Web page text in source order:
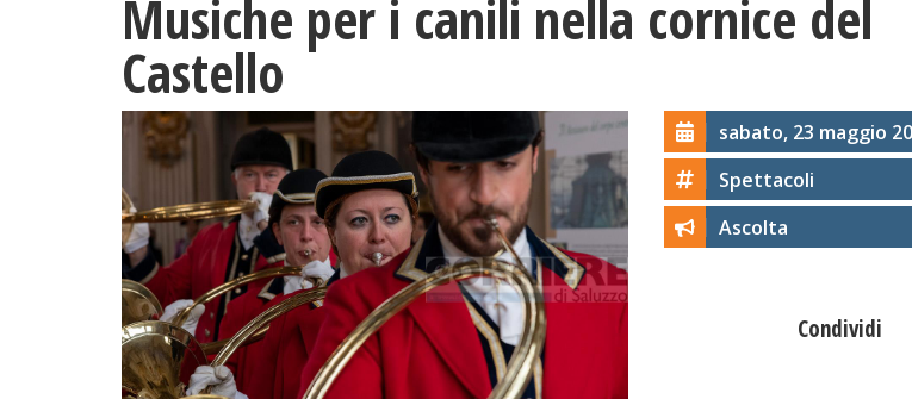
Musiche per i canili nella cornice del
Castello
sabato, 23 maggio
Spettacoli
Ascolta
Condividi